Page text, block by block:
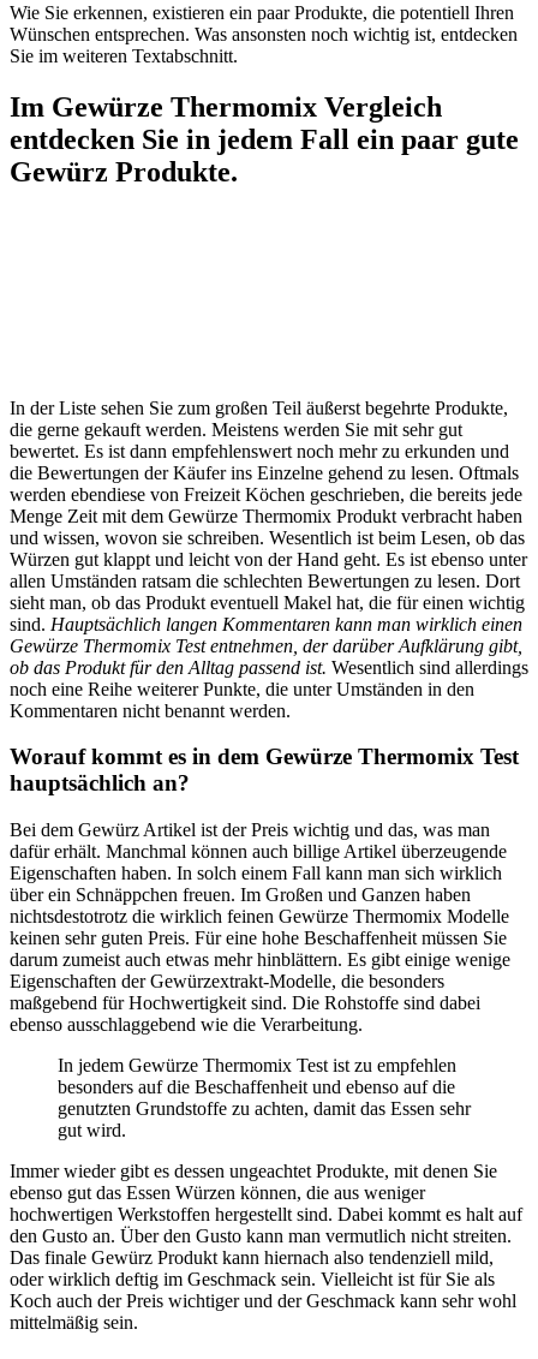
Wie Sie erkennen, existieren ein paar Produkte, die potentiell Ihren
Wünschen entsprechen. Was ansonsten noch wichtig ist, entdecken
Sie im weiteren Textabschnitt.
Im Gewürze Thermomix Vergleich
entdecken Sie in jedem Fall ein paar gute
Gewürz Produkte.
In der Liste sehen Sie zum großen Teil äußerst begehrte Produkte,
die gerne gekauft werden. Meistens werden Sie mit sehr gut
bewertet. Es ist dann empfehlenswert noch mehr zu erkunden und
die Bewertungen der Käufer ins Einzelne gehend zu lesen. Oftmals
werden ebendiese von Freizeit Köchen geschrieben, die bereits jede
Menge Zeit mit dem Gewürze Thermomix Produkt verbracht haben
und wissen, wovon sie schreiben. Wesentlich ist beim Lesen, ob das
Würzen gut klappt und leicht von der Hand geht. Es ist ebenso unter
allen Umständen ratsam die schlechten Bewertungen zu lesen. Dort
sieht man, ob das Produkt eventuell Makel hat, die für einen wichtig
sind. Hauptsächlich langen Kommentaren kann man wirklich einen
Gewürze Thermomix Test entnehmen, der darüber Aufklärung gibt,
ob das Produkt für den Alltag passend ist. Wesentlich sind allerdings
noch eine Reihe weiterer Punkte, die unter Umständen in den
Kommentaren nicht benannt werden.
Worauf kommt es in dem Gewürze Thermomix Test
hauptsächlich an?
Bei dem Gewürz Artikel ist der Preis wichtig und das, was man
dafür erhält. Manchmal können auch billige Artikel überzeugende
Eigenschaften haben. In solch einem Fall kann man sich wirklich
über ein Schnäppchen freuen. Im Großen und Ganzen haben
nichtsdestotrotz die wirklich feinen Gewürze Thermomix Modelle
keinen sehr guten Preis. Für eine hohe Beschaffenheit müssen Sie
darum zumeist auch etwas mehr hinblättern. Es gibt einige wenige
Eigenschaften der Gewürzextrakt-Modelle, die besonders
maßgebend für Hochwertigkeit sind. Die Rohstoffe sind dabei
ebenso ausschlaggebend wie die Verarbeitung.
In jedem Gewürze Thermomix Test ist zu empfehlen
besonders auf die Beschaffenheit und ebenso auf die
genutzten Grundstoffe zu achten, damit das Essen sehr
gut wird.
Immer wieder gibt es dessen ungeachtet Produkte, mit denen Sie
ebenso gut das Essen Würzen können, die aus weniger
hochwertigen Werkstoffen hergestellt sind. Dabei kommt es halt auf
den Gusto an. Über den Gusto kann man vermutlich nicht streiten.
Das finale Gewürz Produkt kann hiernach also tendenziell mild,
oder wirklich deftig im Geschmack sein. Vielleicht ist für Sie als
Koch auch der Preis wichtiger und der Geschmack kann sehr wohl
mittelmäßig sein.